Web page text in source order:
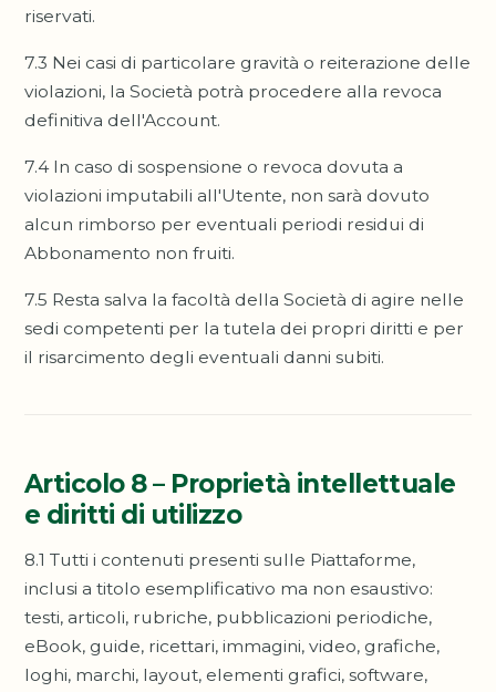
riservati.
7.3 Nei casi di particolare gravità o reiterazione delle
violazioni, la Società potrà procedere alla revoca
definitiva dell'Account.
7.4 In caso di sospensione o revoca dovuta a
violazioni imputabili all'Utente, non sarà dovuto
alcun rimborso per eventuali periodi residui di
Abbonamento non fruiti.
7.5 Resta salva la facoltà della Società di agire nelle
sedi competenti per la tutela dei propri diritti e per
il risarcimento degli eventuali danni subiti.
Articolo 8 – Proprietà intellettuale
e diritti di utilizzo
8.1 Tutti i contenuti presenti sulle Piattaforme,
inclusi a titolo esemplificativo ma non esaustivo:
testi, articoli, rubriche, pubblicazioni periodiche,
eBook, guide, ricettari, immagini, video, grafiche,
loghi, marchi, layout, elementi grafici, software,